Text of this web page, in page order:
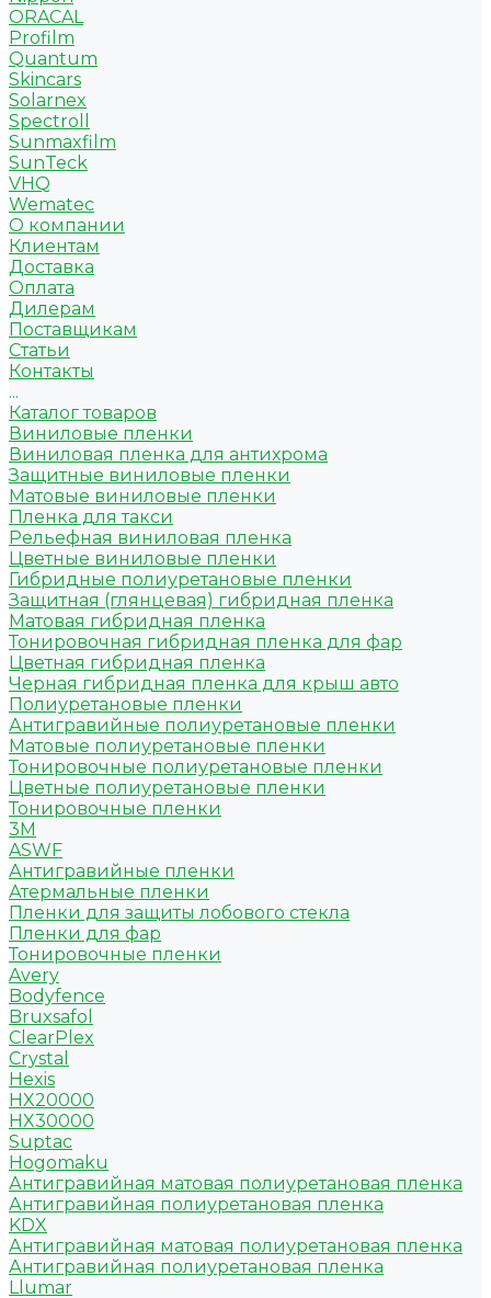
ORACAL
Profilm
Quantum
Skincars
Solarnex
Spectroll
Sunmaxfilm
SunTeck
VHQ
Wematec
О компании
Клиентам
Доставка
Оплата
Дилерам
Поставщикам
Статьи
Контакты
...
Каталог товаров
Виниловые пленки
Виниловая пленка для антихрома
Защитные виниловые пленки
Матовые виниловые пленки
Пленка для такси
Рельефная виниловая пленка
Цветные виниловые пленки
Гибридные полиуретановые пленки
Защитная (глянцевая) гибридная пленка
Матовая гибридная пленка
Тонировочная гибридная пленка для фар
Цветная гибридная пленка
Черная гибридная пленка для крыш авто
Полиуретановые пленки
Антигравийные полиуретановые пленки
Матовые полиуретановые пленки
Тонировочные полиуретановые пленки
Цветные полиуретановые пленки
Тонировочные пленки
3M
ASWF
Антигравийные пленки
Атермальные пленки
Пленки для защиты лобового стекла
Пленки для фар
Тонировочные пленки
Avery
Bodyfence
Bruxsafol
ClearPlex
Crystal
Hexis
HX20000
HX30000
Suptac
Hogomaku
Антигравийная матовая полиуретановая пленка
Антигравийная полиуретановая пленка
KDX
Антигравийная матовая полиуретановая пленка
Антигравийная полиуретановая пленка
Llumar